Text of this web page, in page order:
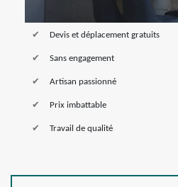
Devis et déplacement gratuits
Sans engagement
Artisan passionné
Prix imbattable
Travail de qualité